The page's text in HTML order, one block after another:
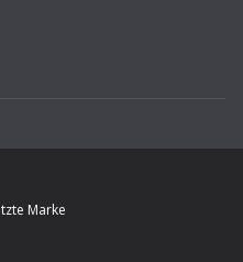
Marke